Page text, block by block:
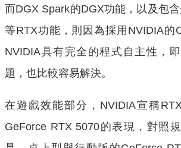
而DGX Spark的DGX功能，以及包
等RTX功能，則因為採用NVIDIA的
NVIDIA具有完全的程式自主性，
題，也比較容易解決。
在遊戲效能部分，NVIDIA宣稱
GeForce RTX 5070的表現，對照